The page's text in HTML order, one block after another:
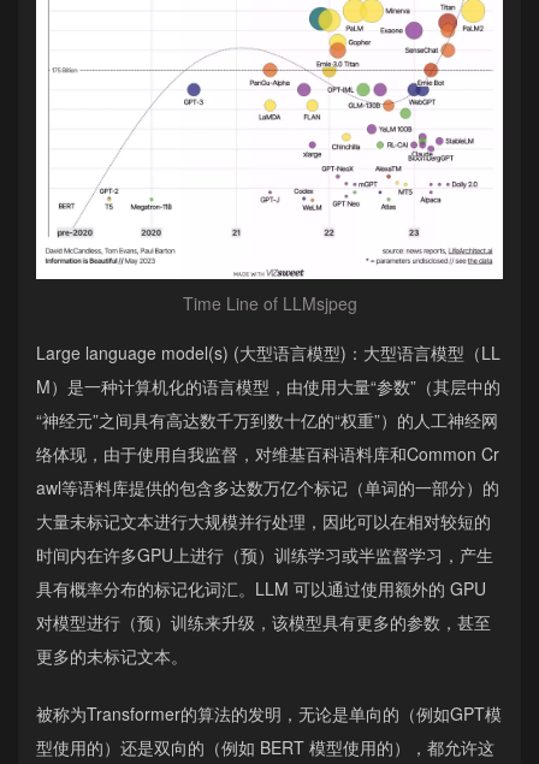
Time Line of LLMsjpeg
Large language model(s) (大型语言模型)：大型语言模型（LL
M）是一种计算机化的语言模型，由使用大量“参数”（其层中的
“神经元”之间具有高达数千万到数十亿的“权重”）的人工神经网
络体现，由于使用自我监督，对维基百科语料库和Common Cr
awl等语料库提供的包含多达数万亿个标记（单词的一部分）的
大量未标记文本进行大规模并行处理，因此可以在相对较短的
时间内在许多GPU上进行（预）训练学习或半监督学习，产生
具有概率分布的标记化词汇。LLM 可以通过使用额外的 GPU
对模型进行（预）训练来升级，该模型具有更多的参数，甚至
更多的未标记文本。
被称为Transformer的算法的发明，无论是单向的（例如GPT模
型使用的）还是双向的（例如 BERT 模型使用的），都允许这